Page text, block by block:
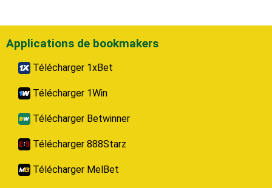
Applications de bookmakers
Télécharger 1xBet
Télécharger 1Win
Télécharger Betwinner
Télécharger 888Starz
Télécharger MelBet